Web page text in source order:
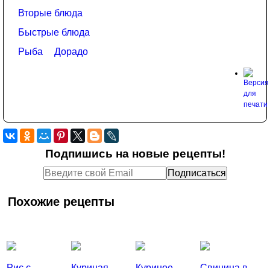
Вторые блюда
Быстрые блюда
Рыба
Дорадо
Подпишись на новые рецепты!
Похожие рецепты